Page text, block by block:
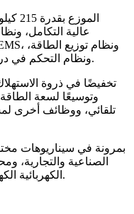
ونظام التحكم في درجة الحرارة، ونظام الحماية من الحرائق.
وتوسيعًا لسعة
تلقائي، ووظائف أخرى
الصناعية
الكهربائية الكهروضوئية، ومناطق التعدين، والمطارات.